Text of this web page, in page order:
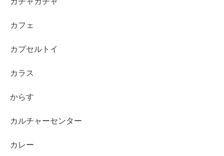
カフェ
カプセルトイ
カラス
からす
カルチャーセンター
カレー